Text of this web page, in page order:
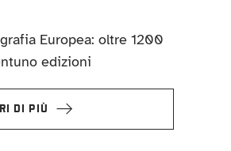
Europea: oltre 1200
edizioni
DI PIÙ